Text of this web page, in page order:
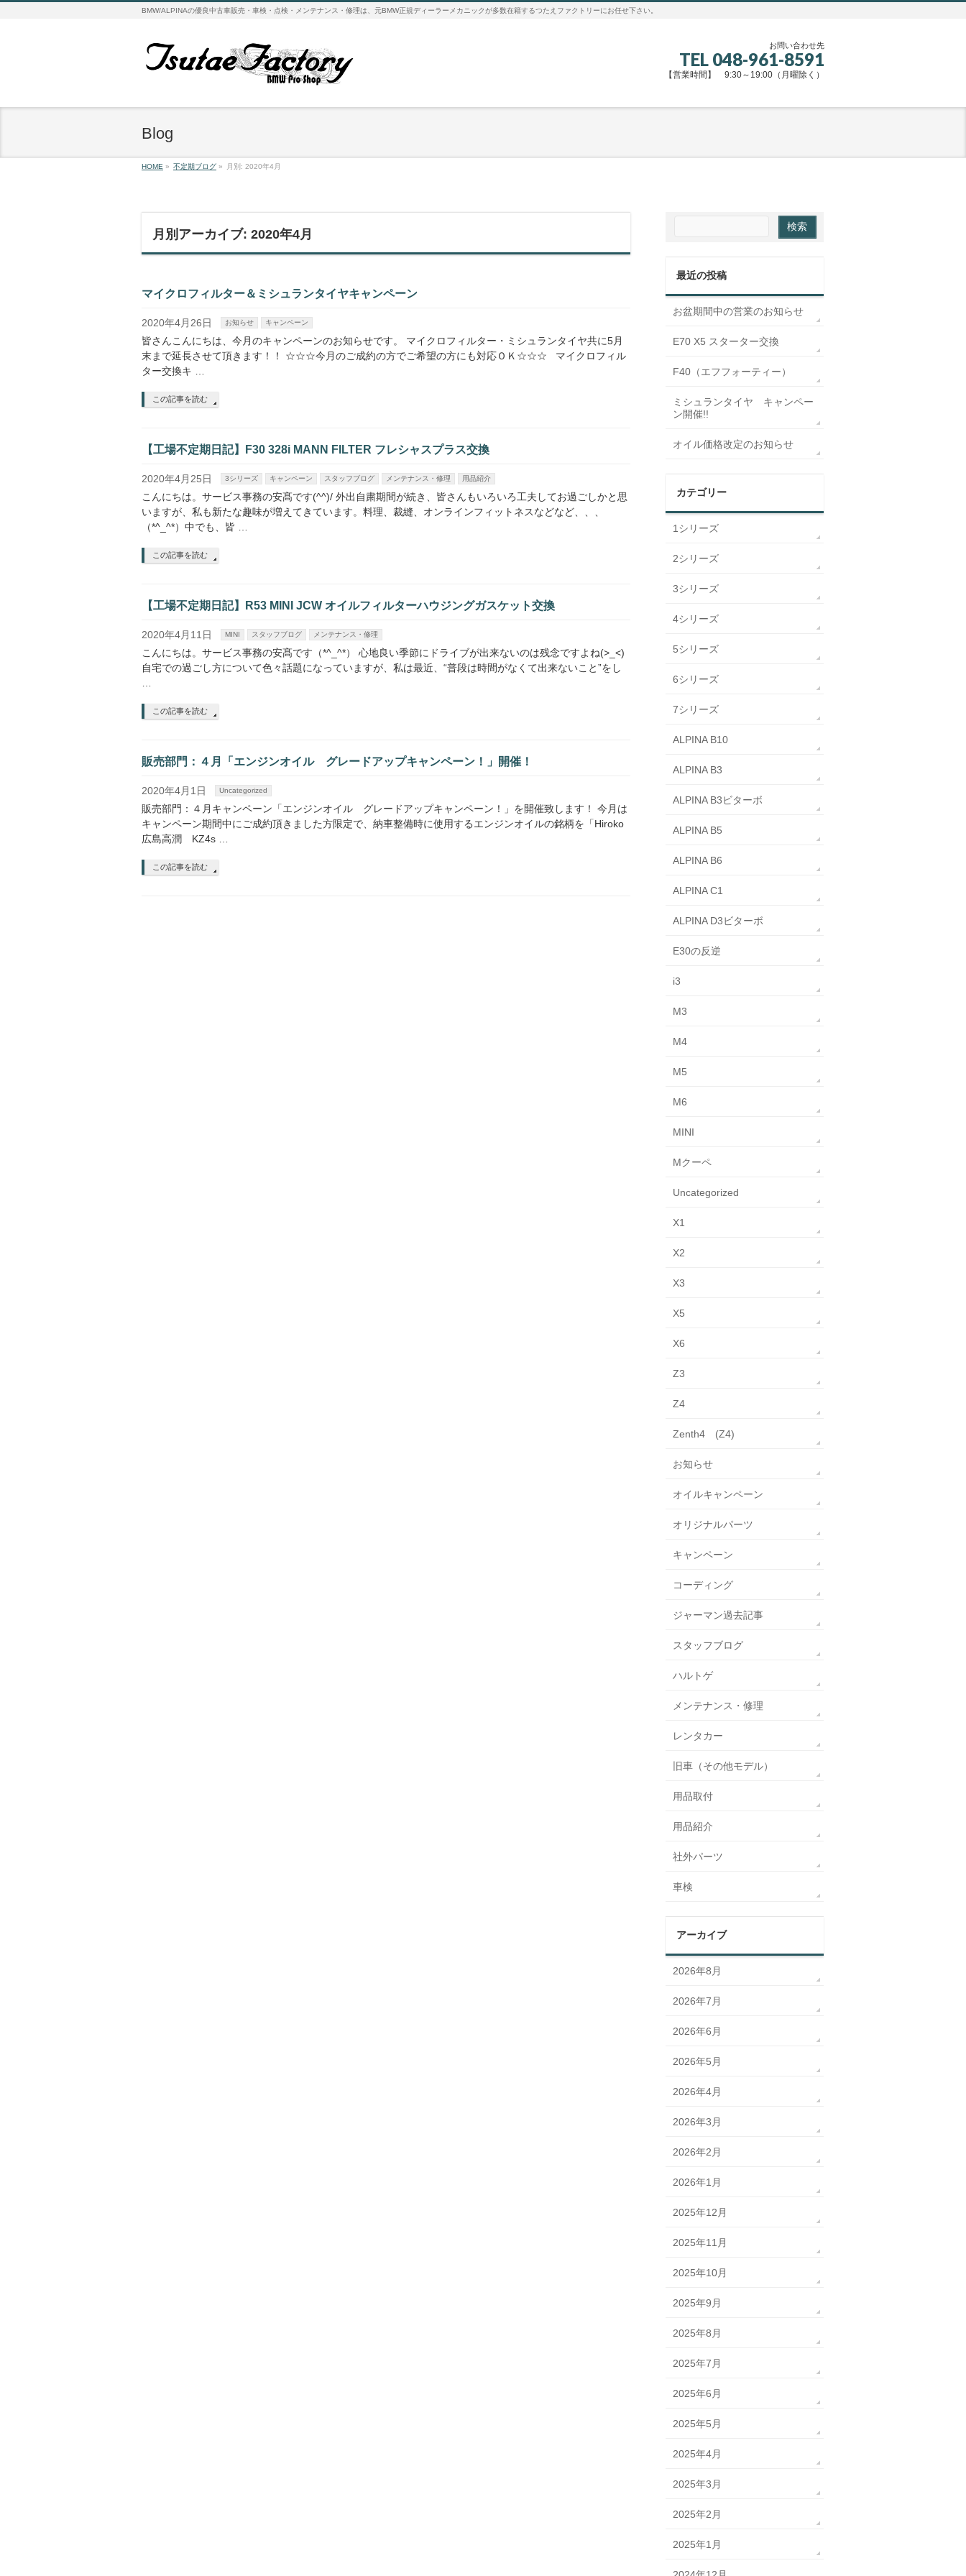
BMW/ALPINAの優良中古車販売・車検・点検・メンテナンス・修理は、元BMW正規ディーラーメカニックが多数在籍するつたえファクトリーにお任せ下さい。
お問い合わせ先
TEL 048-961-8591
【営業時間】 9:30～19:00（月曜除く）
Blog
HOME » 不定期ブログ » 月別: 2020年4月
月別アーカイブ: 2020年4月
マイクロフィルター＆ミシュランタイヤキャンペーン
2020年4月26日 お知らせ キャンペーン
皆さんこんにちは、今月のキャンペーンのお知らせです。 マイクロフィルター・ミシュランタイヤ共に5月
末まで延長させて頂きます！！ ☆☆☆今月のご成約の方でご希望の方にも対応ＯＫ☆☆☆ マイクロフィル
ター交換キ …
この記事を読む
【工場不定期日記】F30 328i MANN FILTER フレシャスプラス交換
2020年4月25日 3シリーズ キャンペーン スタッフブログ メンテナンス・修理 用品紹介
こんにちは。サービス事務の安髙です(^^)/ 外出自粛期間が続き、皆さんもいろいろ工夫してお過ごしかと思
いますが、私も新たな趣味が増えてきています。料理、裁縫、オンラインフィットネスなどなど、、、
（*^_^*）中でも、皆 …
この記事を読む
【工場不定期日記】R53 MINI JCW オイルフィルターハウジングガスケット交換
2020年4月11日 MINI スタッフブログ メンテナンス・修理
こんにちは。サービス事務の安髙です（*^_^*） 心地良い季節にドライブが出来ないのは残念ですよね(>_<)
自宅での過ごし方について色々話題になっていますが、私は最近、“普段は時間がなくて出来ないこと”をし
この記事を読む
販売部門：４月「エンジンオイル グレードアップキャンペーン！」開催！
2020年4月1日 Uncategorized
販売部門：４月キャンペーン「エンジンオイル グレードアップキャンペーン！」を開催致します！ 今月は
キャンペーン期間中にご成約頂きました方限定で、納車整備時に使用するエンジンオイルの銘柄を「Hiroko
広島高潤 KZ4s …
この記事を読む
最近の投稿
お盆期間中の営業のお知らせ
E70 X5 スターター交換
F40（エフフォーティー）
ミシュランタイヤ キャンペー
ン開催!!
オイル価格改定のお知らせ
カテゴリー
1シリーズ
2シリーズ
3シリーズ
4シリーズ
5シリーズ
6シリーズ
7シリーズ
ALPINA B10
ALPINA B3
ALPINA B3ビターボ
ALPINA B5
ALPINA B6
ALPINA C1
ALPINA D3ビターボ
E30の反逆
i3
M3
M4
M5
M6
MINI
Mクーペ
Uncategorized
X1
X2
X3
X5
X6
Z3
Z4
Zenth4 (Z4)
お知らせ
オイルキャンペーン
オリジナルパーツ
キャンペーン
コーディング
ジャーマン過去記事
スタッフブログ
ハルトゲ
メンテナンス・修理
レンタカー
旧車（その他モデル）
用品取付
用品紹介
社外パーツ
車検
アーカイブ
2026年8月
2026年7月
2026年6月
2026年5月
2026年4月
2026年3月
2026年2月
2026年1月
2025年12月
2025年11月
2025年10月
2025年9月
2025年8月
2025年7月
2025年6月
2025年5月
2025年4月
2025年3月
2025年2月
2025年1月